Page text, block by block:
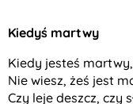
Kiedyś martwy
Kiedy jesteś martwy,
Nie wiesz, żeś jest
Czy leje deszcz, czy